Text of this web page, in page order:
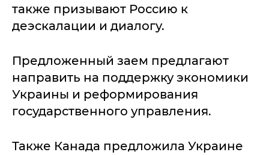
также призывают Россию к
деэскалации и диалогу.
Предложенный заем предлагают
направить на поддержку экономики
Украины и реформирования
государственного управления.
Также Канада предложила Украине